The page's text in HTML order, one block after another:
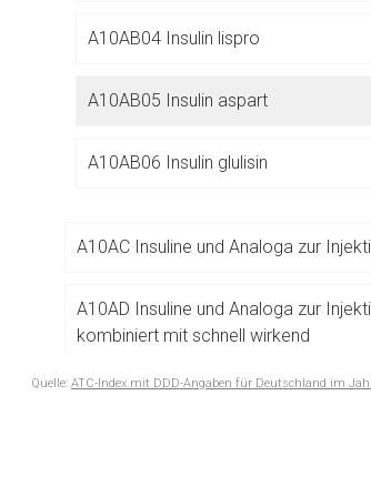
A10AB04 Insulin lispro
A10AB05 Insulin aspart
A10AB06 Insulin glulisin
A10AC Insuline und Analoga zur
A10AD Insuline und Analoga zur
kombiniert mit schnell wirkend
Quelle: ATC-Index mit DDD-Angaben für Deutschland im